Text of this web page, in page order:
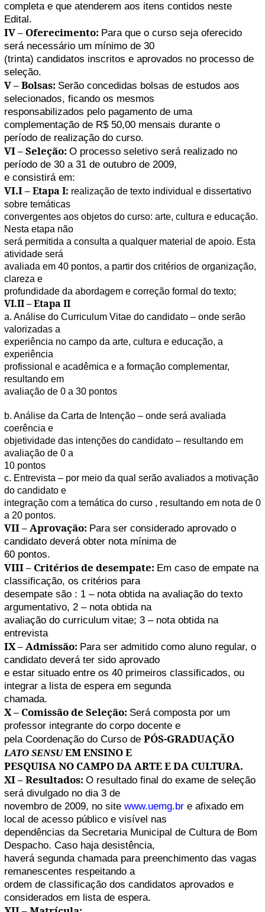
completa e que atenderem aos itens contidos neste
Edital.
IV – Oferecimento: Para que o curso seja oferecido
será necessário um mínimo de 30
(trinta) candidatos inscritos e aprovados no processo de
seleção.
V – Bolsas: Serão concedidas bolsas de estudos aos
selecionados, ficando os mesmos
responsabilizados pelo pagamento de uma
complementação de R$ 50,00 mensais durante o
período de realização do curso.
VI – Seleção: O processo seletivo será realizado no
período de 30 a 31 de outubro de 2009,
e consistirá em:
VI.I –Etapa I: realização de texto individual e dissertativo
sobre temáticas
convergentes aos objetos do curso: arte, cultura e educação.
Nesta etapa não
será permitida a consulta a qualquer material de apoio. Esta
atividade será
avaliada em 40 pontos, a partir dos critérios de organização,
clareza e
profundidade da abordagem e correção formal do texto;
VI.II – Etapa II
a. Análise do Curriculum Vitae do candidato – onde serão
valorizadas a
experiência no campo da arte, cultura e educação, a
experiência
profissional e acadêmica e a formação complementar,
resultando em
avaliação de 0 a 30 pontos
b. Análise da Carta de Intenção – onde será avaliada
coerência e
objetividade das intenções do candidato – resultando em
avaliação de 0 a
10 pontos
c. Entrevista – por meio da qual serão avaliados a motivação
do candidato e
integração com a temática do curso , resultando em nota de 0
a 20 pontos.
VII – Aprovação: Para ser considerado aprovado o
candidato deverá obter nota mínima de
60 pontos.
VIII – Critérios de desempate: Em caso de empate na
classificação, os critérios para
desempate são : 1 – nota obtida na avaliação do texto
argumentativo, 2 – nota obtida na
avaliação do curriculum vitae; 3 – nota obtida na
entrevista
IX – Admissão: Para ser admitido como aluno regular, o
candidato deverá ter sido aprovado
e estar situado entre os 40 primeiros classificados, ou
integrar a lista de espera em segunda
chamada.
X – Comissão de Seleção: Será composta por um
professor integrante do corpo docente e
pela Coordenação do Curso de PÓS-GRADUAÇÃO
LATO SENSUEM ENSINO E
PESQUISA NO CAMPO DA ARTE E DA CULTURA.
XI – Resultados: O resultado final do exame de seleção
será divulgado no dia 3 de
novembro de 2009, no site www.uemg.br e afixado em
local de acesso público e visível nas
dependências da Secretaria Municipal de Cultura de Bom
Despacho. Caso haja desistência,
haverá segunda chamada para preenchimento das vagas
remanescentes respeitando a
ordem de classificação dos candidatos aprovados e
considerados em lista de espera.